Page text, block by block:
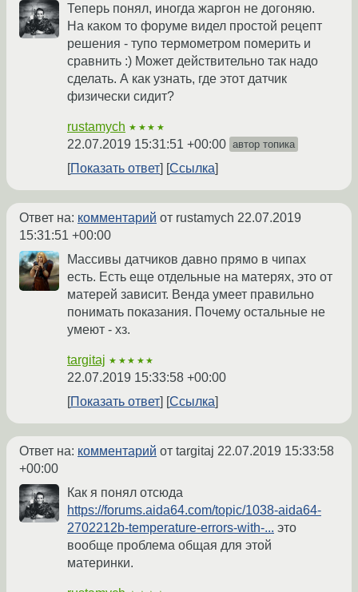
Теперь понял, иногда жаргон не догоняю.
На каком то форуме видел простой рецепт
решения - тупо термометром померить и
сравнить :) Может действительно так надо
сделать. А как узнать, где этот датчик
физически сидит?
rustamych ★★★★
22.07.2019 15:31:51 +00:00 автор топика
Показать ответ Ссылка
Ответ на: комментарий от rustamych 22.07.2019
15:31:51 +00:00
Массивы датчиков давно прямо в чипах
есть. Есть еще отдельные на матерях, это от
матерей зависит. Венда умеет правильно
понимать показания. Почему остальные не
умеют - хз.
targitaj ★★★★★
22.07.2019 15:33:58 +00:00
Показать ответ
Ссылка
Ответ на: комментарий от targitaj 22.07.2019 15:33:58
+00:00
Как я понял отсюда
https://forums.aida64.com/topic/1038-aida64-
2702212b-temperature-errors-with-... это
вообще проблема общая для этой
материнки.